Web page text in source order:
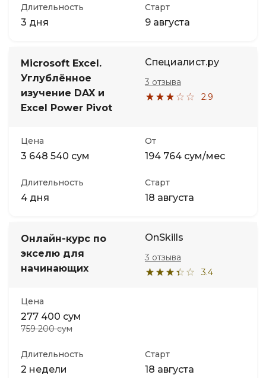
Длительность
3 дня
Старт
9 августа
Microsoft Excel.
Углублённое
изучение DAX и
Excel Power Pivot
Специалист.ру
2.9
3 отзыва
Цена
3 648 540 сум
От
194 764 сум/мес
Длительность
4 дня
Старт
18 августа
Онлайн-курс по
экселю для
начинающих
OnSkills
3.4
3 отзыва
Цена
277 400 сум
759 200 сум
Длительность
2 недели
Старт
18 августа